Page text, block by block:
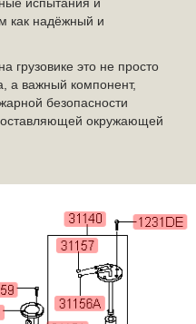
как надёжный и
грузовике это не просто
а важный компонент,
безопасности
окружающей